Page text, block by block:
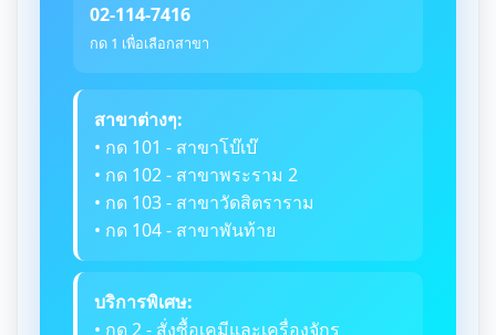
02-114-7416
กด 1 เพื่อเลือกสาขา
สาขาต่างๆ:
• กด 101 - สาขาโบ๊เบ๊
• กด 102 - สาขาพระราม 2
• กด 103 - สาขาวัดสิตราราม
• กด 104 - สาขาพันท้าย
บริการพิเศษ:
• กด 2 - สั่งซื้อเคมีและเครื่องจักร